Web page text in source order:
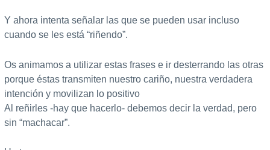
Y ahora intenta señalar las que se pueden usar incluso
cuando se les está “riñendo”.
Os animamos a utilizar estas frases e ir desterrando las otras
porque éstas transmiten nuestro cariño, nuestra verdadera
intención y movilizan lo positivo
Al reñirles -hay que hacerlo- debemos decir la verdad, pero
sin “machacar”.